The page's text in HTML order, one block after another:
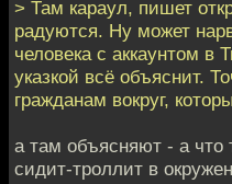
> Там караул, пишет
радуются. Ну может
человека с аккаунтом в
указкой всё объяснит.
гражданам вокруг,
а там объясняют - а что
сидит-троллит в